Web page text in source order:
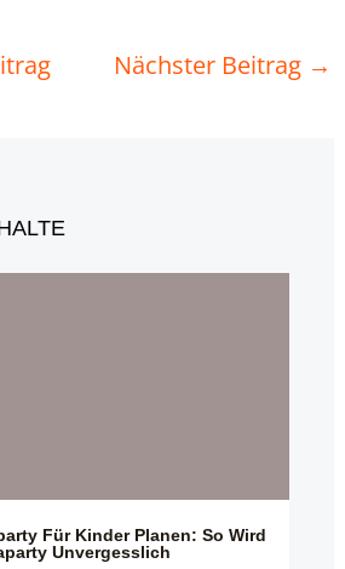
Nächster Beitrag →
Für Kinder Planen: So Wird
Unvergesslich